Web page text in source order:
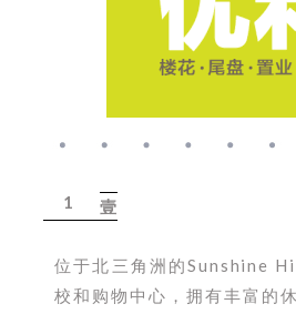
1 壹
位于北三角洲的Sunshine
校和购物中心，拥有丰富的